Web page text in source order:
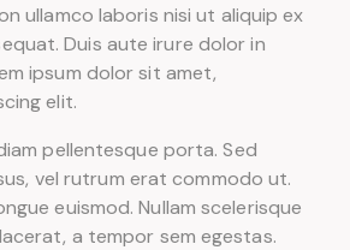
ullamco laboris nisi ut aliquip ex
Duis aute irure dolor in
ipsum dolor sit amet,
elit.
pellentesque porta. Sed
vel rutrum erat commodo ut.
euismod. Nullam scelerisque
a tempor sem egestas.